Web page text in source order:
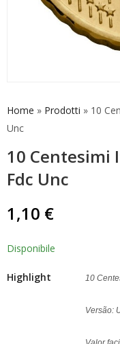
Home » Prodotti » 10
Unc
10 Centesimi
Fdc Unc
1,10 €
Disponibile
Highlight 10
Versão: